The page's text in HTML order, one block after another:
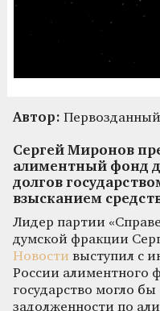
Автор:
Сергей Миронов
алиментный фонд
долгов
взысканием
Лидер партии
думской фракции
Новости выступил с
России алиментного
государство могло
задолженности по